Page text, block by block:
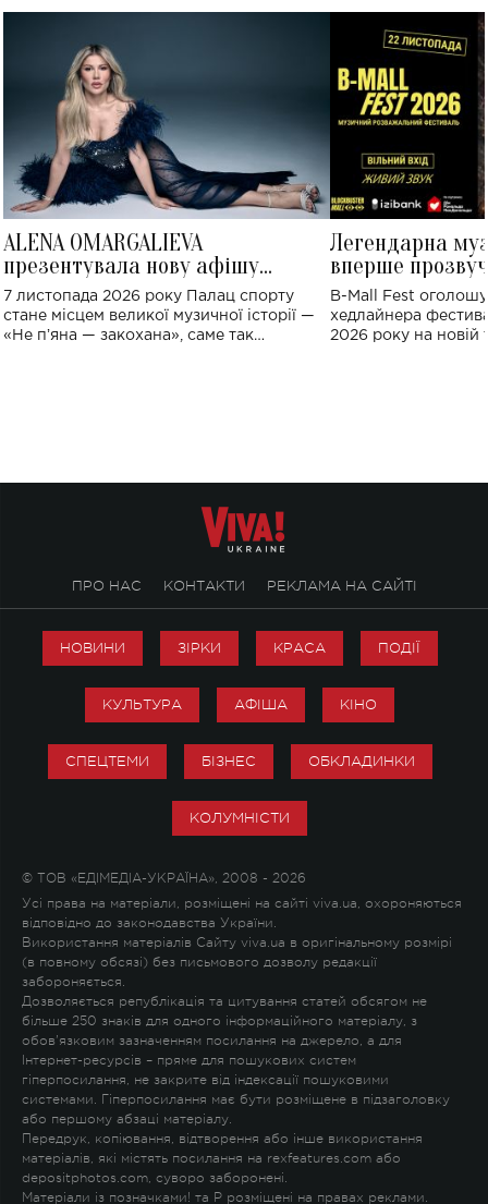
ALENA OMARGALIEVA
презентувала нову афішу
великого концерту в Палаці
спорту
7 листопада 2026 року Палац спорту
стане місцем великої музичної історії —
«Не пʼяна — закохана», саме так
Легендарна
вперше
Україні: де
B-Mall Fest
хедлайнера
2026 року на новій
ПРО НАС КОНТАКТИ РЕКЛАМА НА САЙТІ
НОВИНИ ЗІРКИ КРАСА ПОДІЇ
КУЛЬТУРА АФІША КІНО
СПЕЦТЕМИ БІЗНЕС ОБКЛАДИНКИ
КОЛУМНІСТИ
© ТОВ «ЕДІМЕДІА-УКРАЇНА», 2008 - 2026
Усі права на матеріали, розміщені на сайті viva.ua, охороняються
відповідно до законодавства України.
Використання матеріалів Сайту viva.ua в оригінальному розмірі
(в повному обсязі) без письмового дозволу редакції
забороняється.
Дозволяється републікація та цитування статей обсягом не
більше 250 знаків для одного інформаційного матеріалу, з
обов'язковим зазначенням посилання на джерело, а для
Інтернет-ресурсів – пряме для пошукових систем
гіперпосилання, не закрите від індексації пошуковими
системами. Гіперпосилання має бути розміщене в підзаголовку
або першому абзаці матеріалу.
Передрук, копіювання, відтворення або інше використання
матеріалів, які містять посилання на rexfeatures.com або
depositphotos.com, суворо заборонені.
Матеріали із позначками! та P розміщені на правах реклами.